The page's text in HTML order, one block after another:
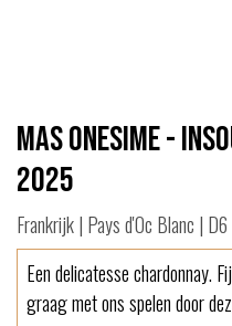
Mas Onesime -
2025
Frankrijk | Pays d'Oc Blanc | D6
Een delicatesse chardonnay.
graag met ons spelen door